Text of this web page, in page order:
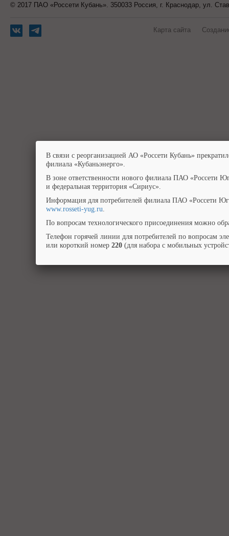
© 2017 ПАО «Россети Кубань». 350033 Россия, г. Краснодар, ул.
Карта сайта
В связи с реорганизацией АО «Россети Кубань»
филиала «Кубаньэнерго».
В зоне ответственности нового филиала ПАО «Россети
и федеральная территория «Сириус».
Информация для потребителей филиала ПАО «Россети
www.rosseti-yug.ru.
По вопросам технологического присоединения можно
Телефон горячей линии для потребителей по вопросам
или короткий номер 220 (для набора с мобильных